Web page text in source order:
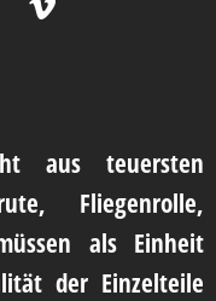
aus teuersten
Fliegenrolle,
als Einheit
der Einzelteile